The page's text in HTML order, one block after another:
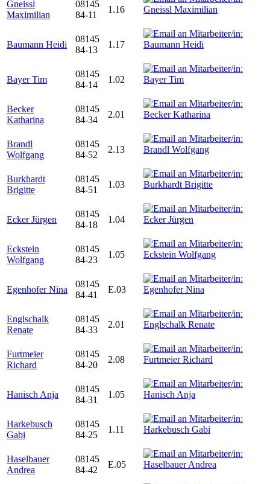
Gneissl
Maximilian
08145
84-11
1.16
Baumann Heidi
08145
84-13
1.17
Bayer Tim
08145
84-14
1.02
Becker
Katharina
08145
84-34
2.01
Brandl
Wolfgang
08145
84-52
2.13
Burkhardt
Brigitte
08145
84-51
1.03
Ecker Jürgen
08145
84-18
1.04
Eckstein
Wolfgang
08145
84-23
1.05
Egenhofer Nina
08145
84-41
E.03
Englschalk
Renate
08145
84-33
2.01
Furtmeier
Richard
08145
84-20
2.08
Hanisch Anja
08145
84-31
1.05
Harkebusch
Gabi
08145
84-25
1.11
Haselbauer
Andrea
08145
84-42
E.05